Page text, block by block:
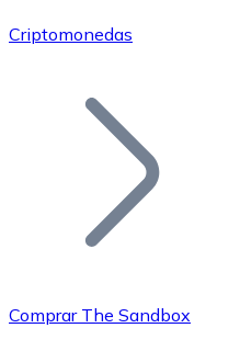
Únete a nuestra red de
Añade tu proyecto a
Criptomonedas
Comprar The Sandbox